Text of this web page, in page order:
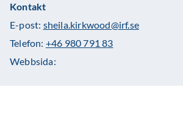
Kontakt
E-post: sheila.kirkwood@irf.se
Telefon: +46 980 791 83
Webbsida: